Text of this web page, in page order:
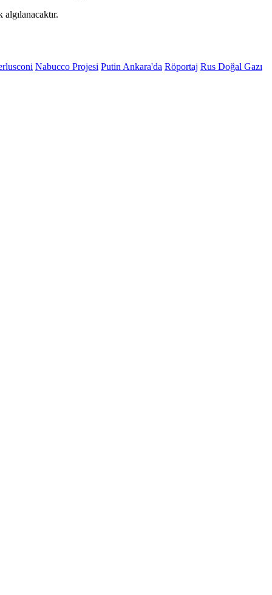
Nabucco Projesi Putin Ankara'da Röportaj Rus Doğal Gazı